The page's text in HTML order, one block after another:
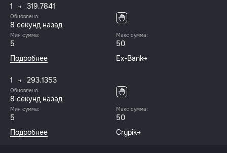
1 319.7841
Обновлено:
8 секунд назад
Мин сумма:
5
Макс сумма:
50
Подробнее
Ex-Bank
1 293.1353
Обновлено:
8 секунд назад
Мин сумма:
5
Макс сумма:
50
Подробнее
Crypik